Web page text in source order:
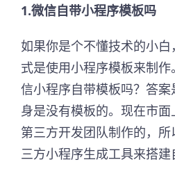
1.微信自带小程序模板吗
如果你是个不懂技术的小
式是使用小程序模板来制
信小程序自带模板吗？答
身是没有模板的。现在市
第三方开发团队制作的，
三方小程序生成工具来搭建